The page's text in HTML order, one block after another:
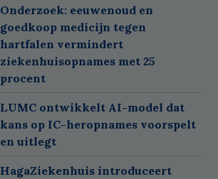
Onderzoek: eeuwenoud en
goedkoop medicijn tegen
hartfalen vermindert
ziekenhuisopnames met 25
procent
LUMC ontwikkelt AI-model dat
kans op IC-heropnames voorspelt
en uitlegt
HagaZiekenhuis introduceert